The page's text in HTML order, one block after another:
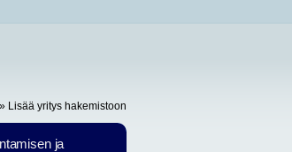
» Lisää yritys hakemistoon
ja